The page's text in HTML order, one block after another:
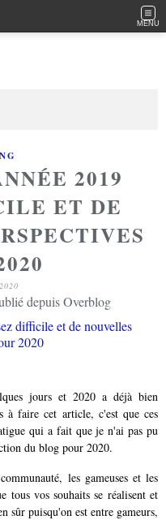
MENU
2019
ET DE
depuis Overblog
jours et 2020 a déjà bien
à faire cet article, c'est que ces
qui a fait que je n'ai pas pu
du blog pour 2020.
les gameuses et les
tous vos souhaits se réalisent et
sûr puisqu'on est entre gameurs,